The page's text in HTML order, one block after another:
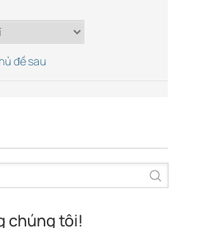
đề sau
chúng tôi!